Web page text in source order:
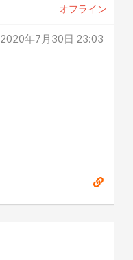
オフライン
2020年7月30日 23:03